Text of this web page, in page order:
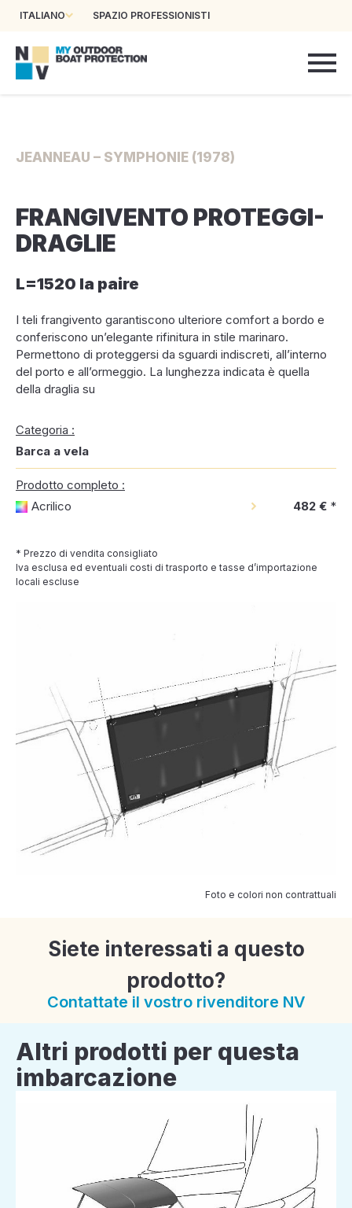
ITALIANO SPAZIO PROFESSIONISTI
JEANNEAU – SYMPHONIE (1978)
FRANGIVENTO PROTEGGI-
DRAGLIE
L=1520 la paire
I teli frangivento garantiscono ulteriore comfort a bordo e
conferiscono un’elegante rifinitura in stile marinaro.
Permettono di proteggersi da sguardi indiscreti, all’interno
del porto e all’ormeggio. La lunghezza indicata è quella
della draglia su
Categoria :
Barca a vela
Prodotto completo :
Acrilico
482 € *
* Prezzo di vendita consigliato
Iva esclusa ed eventuali costi di trasporto e tasse d’importazione
locali escluse
Foto e colori non contrattuali
Siete interessati a questo
prodotto?
Contattate il vostro rivenditore NV
Altri prodotti per questa
imbarcazione